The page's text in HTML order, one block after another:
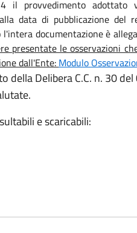
provvedimento adottato
data di pubblicazione del
documentazione è
presentate le osservazioni
dall'Ente: Modulo
della Delibera C.C. n. 30
e scaricabili: